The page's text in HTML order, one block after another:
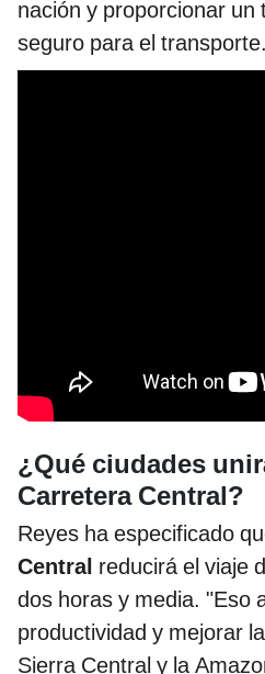
nación y proporcionar
seguro para el transporte.
¿Qué ciudades
Carretera Central?
Reyes ha especificado
Central reducirá el viaje
dos horas y media. "Eso
productividad y mejorar
Sierra Central y la